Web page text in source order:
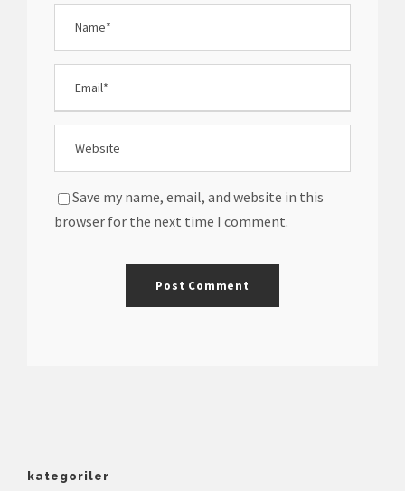
Save my name, email, and website in this
browser for the next time I comment.
kategoriler